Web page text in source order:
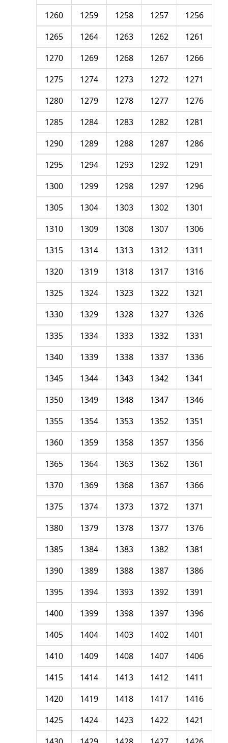
1256
1257
1258
1259
1260
1261
1262
1263
1264
1265
1266
1267
1268
1269
1270
1271
1272
1273
1274
1275
1276
1277
1278
1279
1280
1281
1282
1283
1284
1285
1286
1287
1288
1289
1290
1291
1292
1293
1294
1295
1296
1297
1298
1299
1300
1301
1302
1303
1304
1305
1306
1307
1308
1309
1310
1311
1312
1313
1314
1315
1316
1317
1318
1319
1320
1321
1322
1323
1324
1325
1326
1327
1328
1329
1330
1331
1332
1333
1334
1335
1336
1337
1338
1339
1340
1341
1342
1343
1344
1345
1346
1347
1348
1349
1350
1351
1352
1353
1354
1355
1356
1357
1358
1359
1360
1361
1362
1363
1364
1365
1366
1367
1368
1369
1370
1371
1372
1373
1374
1375
1376
1377
1378
1379
1380
1381
1382
1383
1384
1385
1386
1387
1388
1389
1390
1391
1392
1393
1394
1395
1396
1397
1398
1399
1400
1401
1402
1403
1404
1405
1406
1407
1408
1409
1410
1411
1412
1413
1414
1415
1416
1417
1418
1419
1420
1421
1422
1423
1424
1425